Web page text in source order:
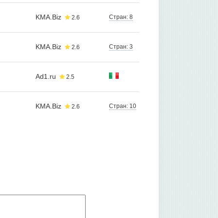
KMA.Biz 2.6 Стран: 8
KMA.Biz 2.6 Стран: 3
Ad1.ru 2.5
KMA.Biz 2.6 Стран: 10